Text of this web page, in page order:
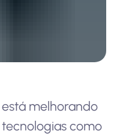
melhorando
como